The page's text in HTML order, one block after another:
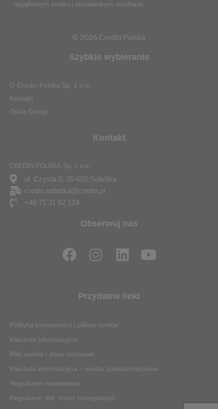
wyjątkowym smaku i niezawodnym rezultacie.
© 2026 Credin Polska
Szybkie wybieranie
O Credin Polska Sp. z o.o.
Kontakt
Orkla Group
Kontakt
CREDIN POLSKA Sp. z o.o.
ul. Czysta 6, 55-050 Sobótka
credin.sobotka@credin.pl
+48 71 31 62 124
Obserwuj nas
F
a
o
o
k
I
n
t
g
m
L
i
k
Y
Przydatne linki
Polityka prywatności i plików cookie
Klauzula informacyjna
Pliki cookie i dane osobowe
Klauzula informacyjna – media społecznościowe
Regulamin newslettera
Regulamin dot. treści nielegalnych